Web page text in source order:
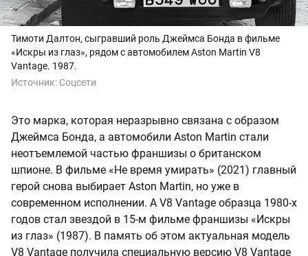
Тимоти Далтон, сыгравший роль Джеймса Бонда в фильме
«Искры из глаз», рядом с автомобилем Aston Martin V8
Vantage. 1987.
Источник: Соцсети
Это марка, которая неразрывно связана с образом
Джеймса Бонда, а автомобили Аston Martin стали
неотъемлемой частью франшизы о британском
шпионе. В фильме «Не время умирать» (2021) главный
герой снова выбирает Aston Martin, но уже в
современном исполнении. А V8 Vantage образца 1980-х
годов стал звездой в 15-м фильме франшизы «Искры
из глаз» (1987). В память об этом актуальная модель
V8 Vantage получила специальную версию V8 Vantage